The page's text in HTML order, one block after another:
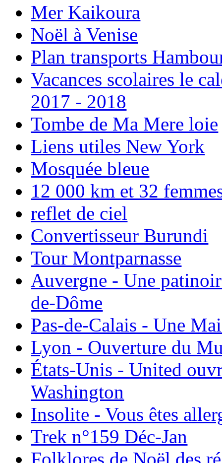
Mer Kaikoura
Noël à Venise
Plan transports
Vacances scolaires le
2017 - 2018
Tombe de Ma Mere loie
Liens utiles New York
Mosquée bleue
12 000 km et 32
reflet de ciel
Convertisseur Burundi
Tour Montparnasse
Auvergne - Une
de-Dôme
Pas-de-Calais - Une
Lyon - Ouverture du
États-Unis - United
Washington
Insolite - Vous êtes
Trek n°159 Déc-Jan
Folklores de Noël des